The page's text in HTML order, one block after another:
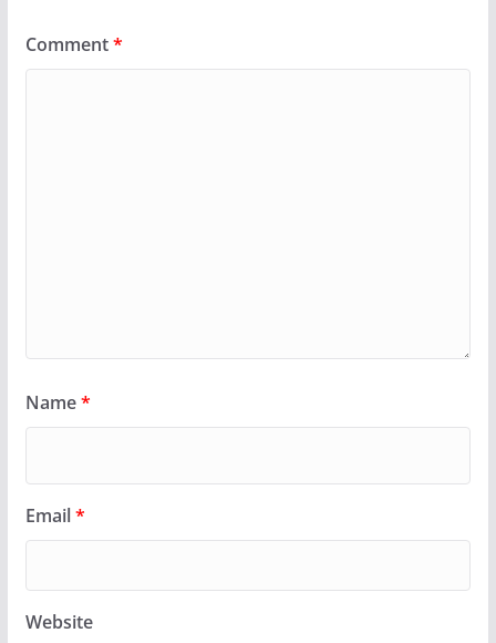
Comment*
Name*
Email*
Website